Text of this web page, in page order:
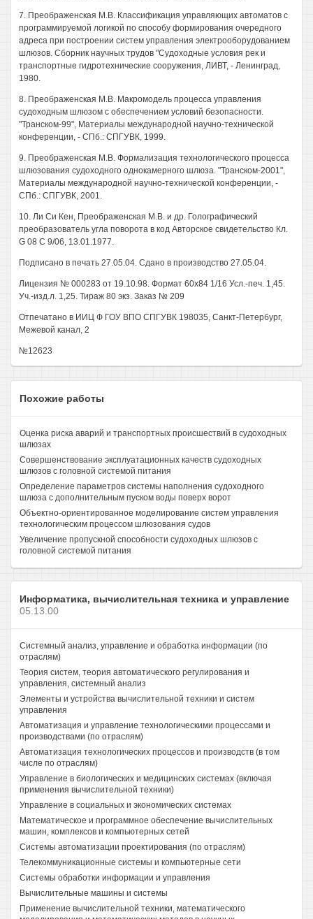
7. Преображенская М.В. Классификация управляющих автоматов с
программируемой логикой по способу формирования очередного
адреса при построении систем управления электрооборудованием
шлюзов. Сборник научных трудов "Судоходные условия рек и
транспортные гидротехнические сооружения, ЛИВТ, - Ленинград,
1980.
8. Преображенская М.В. Макромодель процесса управления
судоходным шлюзом с обеспечением условий безопасности.
"Транском-99", Материалы международной научно-технической
конференции, - СПб.: СПГУВК, 1999.
9. Преображенская М.В. Формализация технологического процесса
шлюзования судоходного однокамерного шлюза. "Транском-2001",
Материалы международной научно-технической конференции, -
СПб.: СПГУВК, 2001.
10. Ли Си Кен, Преображенская М.В. и др. Голографический
преобразователь угла поворота в код Авторское свидетельство Кл.
G 08 С 9/06, 13.01.1977.
Подписано в печать 27.05.04. Сдано в производство 27.05.04.
Лицензия № 000283 от 19.10.98. Формат 60x84 1/16 Усл.-печ. 1,45.
Уч.-изд.л. 1,25. Тираж 80 экз. Заказ № 209
Отпечатано в ИИЦ Ф ГОУ ВПО СПГУВК 198035, Санкт-Петербург,
Межевой канал, 2
№12623
Похожие работы
Оценка риска аварий и транспортных происшествий в судоходных
шлюзах
Совершенствование эксплуатационных качеств судоходных
шлюзов с головной системой питания
Определение параметров системы наполнения судоходного
шлюза с дополнительным пуском воды поверх ворот
Объектно-ориентированное моделирование систем управления
технологическим процессом шлюзования судов
Увеличение пропускной способности судоходных шлюзов с
головной системой питания
Информатика, вычислительная техника и управление
05.13.00
Системный анализ, управление и обработка информации (по
отраслям)
Теория систем, теория автоматического регулирования и
управления, системный анализ
Элементы и устройства вычислительной техники и систем
управления
Автоматизация и управление технологическими процессами и
производствами (по отраслям)
Автоматизация технологических процессов и производств (в том
числе по отраслям)
Управление в биологических и медицинских системах (включая
применения вычислительной техники)
Управление в социальных и экономических системах
Математическое и программное обеспечение вычислительных
машин, комплексов и компьютерных сетей
Системы автоматизации проектирования (по отраслям)
Телекоммуникационные системы и компьютерные сети
Системы обработки информации и управления
Вычислительные машины и системы
Применение вычислительной техники, математического